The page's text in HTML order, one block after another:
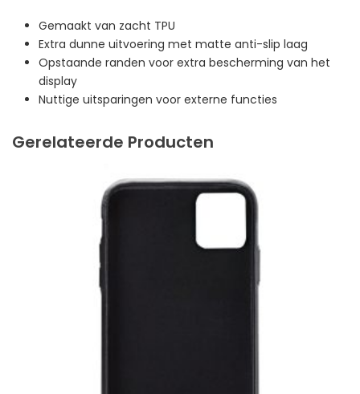
Gemaakt van zacht TPU
Extra dunne uitvoering met matte anti-slip laag
Opstaande randen voor extra bescherming van het
display
Nuttige uitsparingen voor externe functies
Gerelateerde Producten